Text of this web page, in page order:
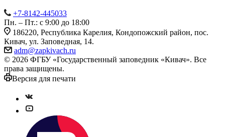
+7-8142-445033
Пн. – Пт.: с 9:00 до 18:00
186220, Республика Карелия, Кондопожский район, пос.
Кивач, ул. Заповедная, 14.
adm@zapkivach.ru
© 2026 ФГБУ «Государственный заповедник «Кивач». Все
права защищены.
Версия для печати